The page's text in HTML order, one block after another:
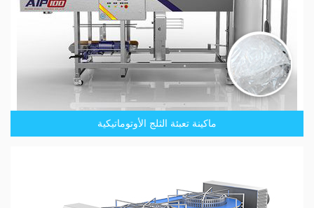
ماكينة تعبئة الثلج الأوتوماتيكية